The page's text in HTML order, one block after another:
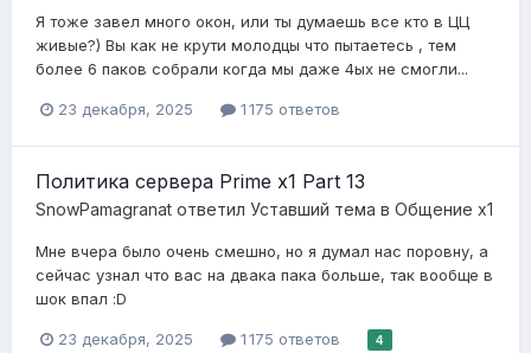
Я тоже завел много окон, или ты думаешь все кто в ЦЦ
живые?) Вы как не крути молодцы что пытаетесь , тем
более 6 паков собрали когда мы даже 4ых не смогли...
23 декабря, 2025 1 175 ответов
Политика сервера Prime x1 Part 13
SnowPamagranat ответил Уставший тема в Общение x1
Мне вчера было очень смешно, но я думал нас поровну, а
сейчас узнал что вас на двака пака больше, так вообще в
шок впал :D
23 декабря, 2025 1 175 ответов 4